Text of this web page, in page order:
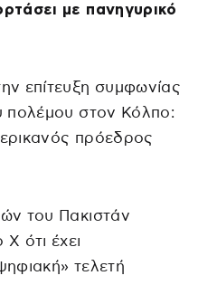
με πανηγυρικό
επίτευξη συμφωνίας
πολέμου στον Κόλπο:
πρόεδρος
του Πακιστάν
ότι έχει
τελετή